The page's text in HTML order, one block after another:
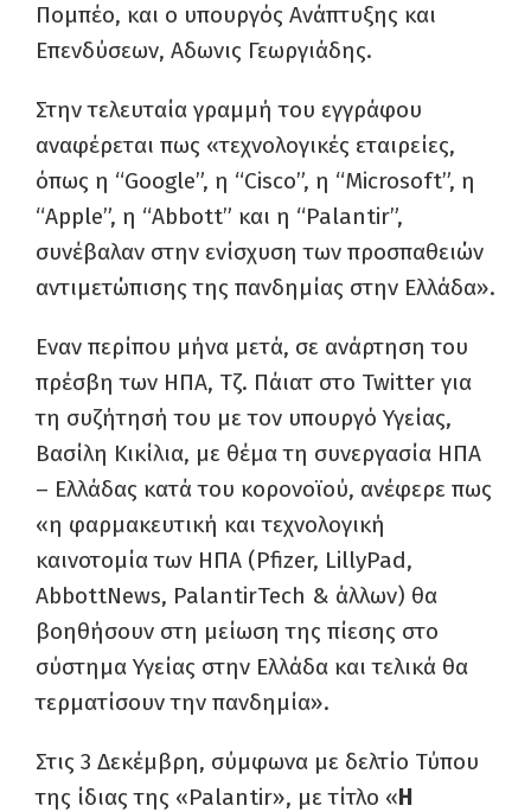
Πομπέο, και ο υπουργός Ανάπτυξης και
Επενδύσεων, Αδωνις Γεωργιάδης.
Στην τελευταία γραμμή του εγγράφου
αναφέρεται πως «τεχνολογικές εταιρείες,
όπως η “Google”, η “Cisco”, η “Microsoft”, η
“Apple”, η “Abbott” και η “Palantir”,
συνέβαλαν στην ενίσχυση των προσπαθειών
αντιμετώπισης της πανδημίας στην Ελλάδα».
Εναν περίπου μήνα μετά, σε ανάρτηση του
πρέσβη των ΗΠΑ, Τζ. Πάιατ στο Twitter για
τη συζήτησή του με τον υπουργό Υγείας,
Βασίλη Κικίλια, με θέμα τη συνεργασία ΗΠΑ
– Ελλάδας κατά του κορονοϊού, ανέφερε πως
«η φαρμακευτική και τεχνολογική
καινοτομία των ΗΠΑ (Pfizer, LillyPad,
AbbottNews, PalantirTech & άλλων) θα
βοηθήσουν στη μείωση της πίεσης στο
σύστημα Υγείας στην Ελλάδα και τελικά θα
τερματίσουν την πανδημία».
Στις 3 Δεκέμβρη, σύμφωνα με δελτίο Τύπου
της ίδιας της «Palantir», με τίτλο «Η